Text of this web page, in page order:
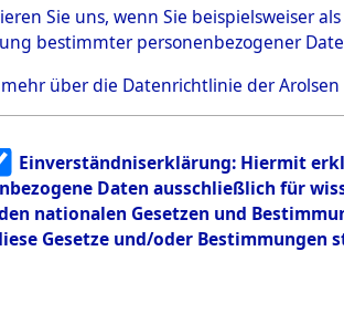
aus
aus
nicht
Sie uns, wenn Sie beispielsweiser
bestimmter personenbezogener
über die Datenrichtlinie der Arolsen
Einverständniserklärung: Hiermit
Daten ausschließlich für
nationalen Gesetzen und
Gesetze und/oder Bestimmungen